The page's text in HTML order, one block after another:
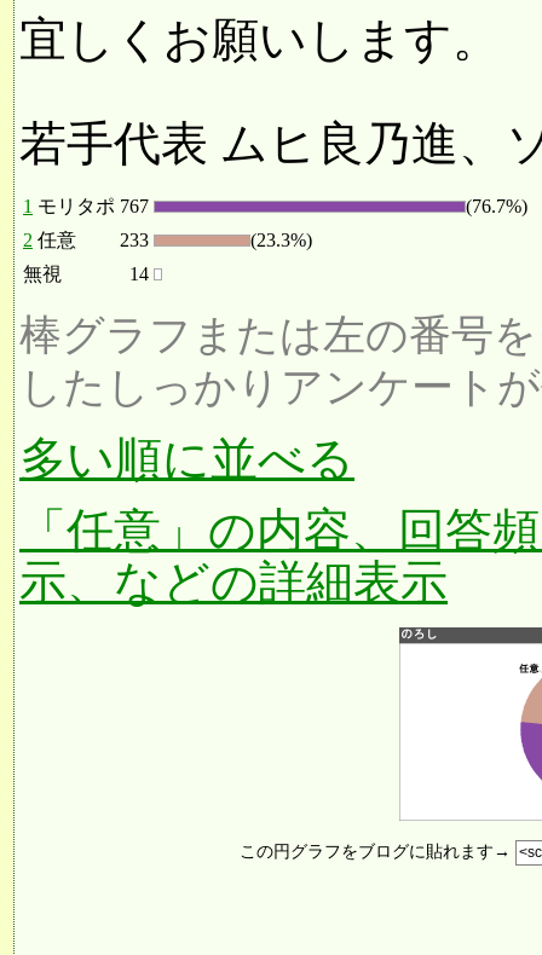
宜しくお願いします。
若手代表 ムヒ良乃進、
1 モリタポ 767
(76.7%)
2 任意 233
(23.3%)
無視
14
棒グラフまたは左の番号
したしっかりアンケート
多い順に並べる
「任意」の内容、回答
示、などの詳細表示
この円グラフをブログに貼れます→